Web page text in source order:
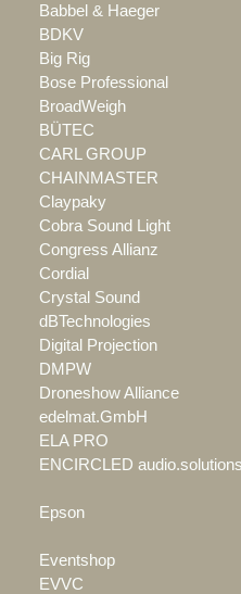
Babbel & Haeger
BDKV
Big Rig
Bose Professional
BroadWeigh
BÜTEC
CARL GROUP
CHAINMASTER
Claypaky
Cobra Sound Light
Congress Allianz
Cordial
Crystal Sound
dBTechnologies
Digital Projection
DMPW
Droneshow Alliance
edelmat.GmbH
ELA PRO
ENCIRCLED audio.solutions
Epson
Eventshop
EVVC